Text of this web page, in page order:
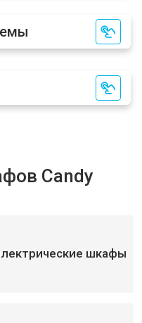
Candy
шкафы